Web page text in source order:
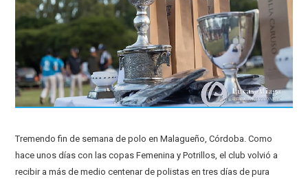
Tremendo fin de semana de polo en Malagueño, Córdoba. Como
hace unos días con las copas Femenina y Potrillos, el club volvió a
recibir a más de medio centenar de polistas en tres días de pura